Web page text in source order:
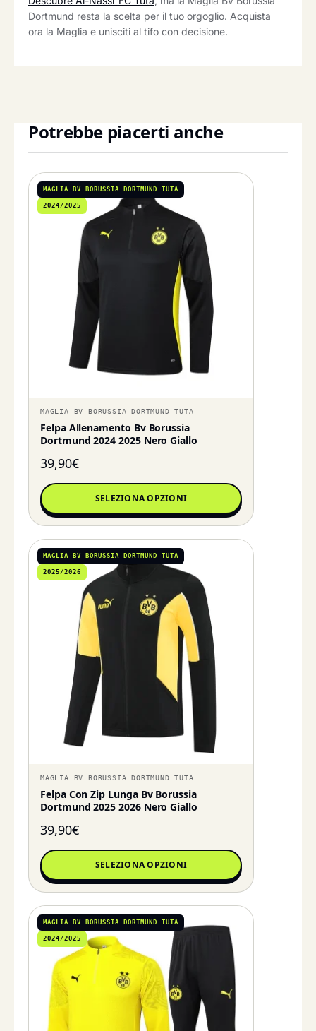
Dortmund resta la scelta per il tuo orgoglio. Acquista
ora la Maglia e unisciti al tifo con decisione.
Potrebbe piacerti anche
MAGLIA BV BORUSSIA DORTMUND TUTA
2024/2025
MAGLIA BV BORUSSIA DORTMUND TUTA
Felpa Allenamento Bv Borussia
Dortmund 2024 2025 Nero Giallo
39,90€
SELEZIONA OPZIONI
MAGLIA BV BORUSSIA DORTMUND TUTA
2025/2026
MAGLIA BV BORUSSIA DORTMUND TUTA
Felpa Con Zip Lunga Bv Borussia
Dortmund 2025 2026 Nero Giallo
39,90€
SELEZIONA OPZIONI
MAGLIA BV BORUSSIA DORTMUND TUTA
2024/2025